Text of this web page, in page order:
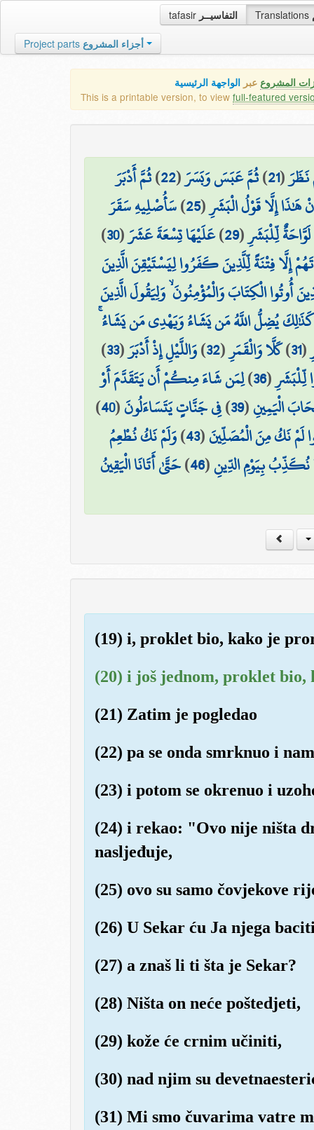
tafasir التفاسيــر Translations
Project parts أجزاء المشروع
المشروع عبر الواجهة الرئيسية
This is a printable version, to view full-featured
(
21
)ثُمَّ عَبَسَ وَبَسَرَ(
22
)ثُمَّ أَدْبَرَ
هَٰذَا إِلَّا قَوْلُ الْبَشَرِ(
25
)سَأُصْلِيهِ سَقَرَ
لَوَّاحَةٌ لِّلْبَشَرِ(
29
)عَلَيْهَا تِسْعَةَ عَشَرَ(
30
)
إِلَّا فِتْنَةً لِّلَّذِينَ كَفَرُوا لِيَسْتَيْقِنَ الَّذِينَ
أُوتُوا الْكِتَابَ وَالْمُؤْمِنُونَ ۙ وَلِيَقُولَ الَّذِينَ
كَذَٰلِكَ يُضِلُّ اللَّهُ مَن يَشَاءُ وَيَهْدِي مَن يَشَاءُ
(
31
)كَلَّا وَالْقَمَرِ(
32
)وَاللَّيْلِ إِذْ أَدْبَرَ(
33
)
لِّلْبَشَرِ(
36
)لِمَن شَاءَ مِنكُمْ أَن يَتَقَدَّمَ أَوْ
الْيَمِينِ(
39
)فِي جَنَّاتٍ يَتَسَاءَلُونَ(
40
)
لَمْ نَكُ مِنَ الْمُصَلِّينَ(
43
)وَلَمْ نَكُ نُطْعِمُ
نُكَذِّبُ بِيَوْمِ الدِّينِ(
46
)حَتَّىٰ أَتَانَا الْيَقِينُ
(19) i, proklet bio, kako je
(20) i još jednom, proklet bio,
(21) Zatim je pogledao
(22) pa se onda smrknuo i
(23) i potom se okrenuo i
(24) i rekao: "Ovo nije ništa
nasljeđuje,
(25) ovo su samo čovjekove
(26) U Sekar ću Ja njega
(27) a znaš li ti šta je Sekar?
(28) Ništa on neće poštedjeti,
(29) kože će crnim učiniti,
(30) nad njim su
(31) Mi smo čuvarima vatre